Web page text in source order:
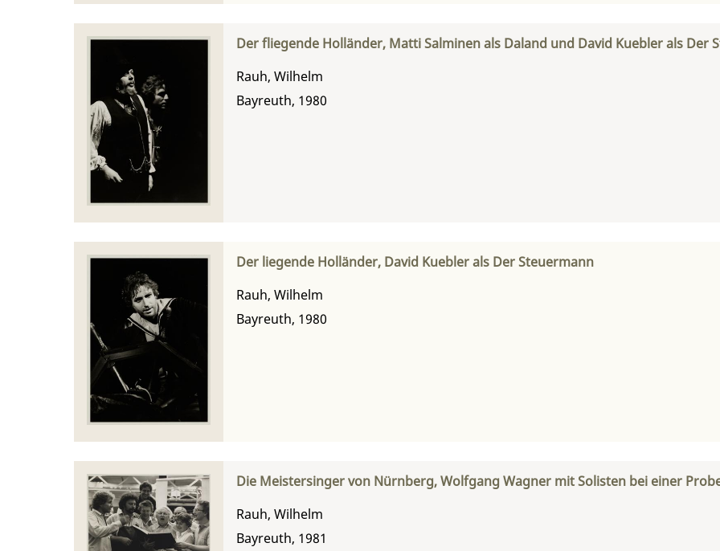
Der fliegende Holländer, Matti Salminen als Daland und David Kuebler als Der
Rauh, Wilhelm
Bayreuth, 1980
Der liegende Holländer, David Kuebler als Der Steuermann
Rauh, Wilhelm
Bayreuth, 1980
Die Meistersinger von Nürnberg, Wolfgang Wagner mit Solisten bei einer
Rauh, Wilhelm
Bayreuth, 1981